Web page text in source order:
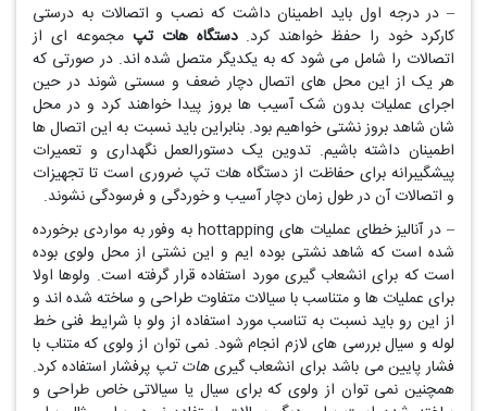
– در درجه اول باید اطمینان داشت که نصب و اتصالات به درستی
کارکرد خود را حفظ خواهند کرد.دستگاه هات تپ مجموعه ای از
اتصالات را شامل می شود که به یکدیگر متصل شده اند. در صورتی که
هر یک از این محل های اتصال دچار ضعف و سستی شوند در حین
اجرای عملیات بدون شک آسیب ها بروز پیدا خواهند کرد و در محل
شان شاهد بروز نشتی خواهیم بود. بنابراین باید نسبت به این اتصال ها
اطمینان داشته باشیم. تدوین یک دستورالعمل نگهداری و تعمیرات
پیشگیبرانه برای حفاظت از دستگاه هات تپ ضروری است تا تجهیزات
و اتصالات آن در طول زمان دچار آسیب و خوردگی و فرسودگی نشوند.
– در آنالیز خطای عملیات های hottapping به وفور به مواردی برخورده
شده است که شاهد نشتی بوده ایم و این نشتی از محل ولوی بوده
است که برای انشعاب گیری مورد استفاده قرار گرفته است. ولوها اولا
برای عملیات ها و متناسب با سیالات متفاوت طراحی و ساخته شده اند و
از این رو باید نسبت به تناسب مورد استفاده از ولو با شرایط فنی خط
لوله و سیال بررسی های لازم انجام شود. نمی توان از ولوی که متناب با
فشار پایین می باشد برای انشعاب گیریهات تپ پرفشار استفاده کرد.
همچنین نمی توان از ولوی که برای سیال یا سیالاتی خاص طراحی و